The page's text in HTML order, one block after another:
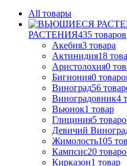
All товары
РАСТЕНИЯ435 товаров
Акебия3 товара
Актинидия18
Аристолохия0
Бигнония0
Виноград56
Виноградовник4
Вьюнок1 товар
Глициния5
Девичий
Жимолость105
Кампсис20
Кирказон1 товар